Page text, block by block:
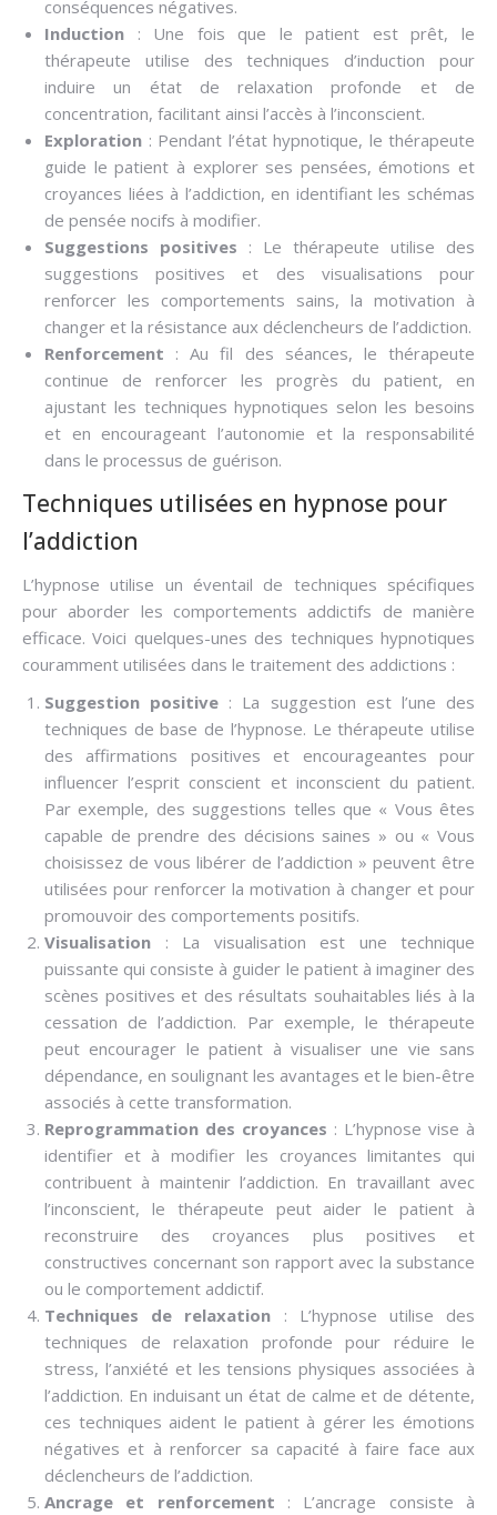
conséquences négatives.
Induction : Une fois que le patient est prêt, le
thérapeute utilise des techniques d’induction pour
induire un état de relaxation profonde et de
concentration, facilitant ainsi l’accès à l’inconscient.
Exploration : Pendant l’état hypnotique, le thérapeute
guide le patient à explorer ses pensées, émotions et
croyances liées à l’addiction, en identifiant les schémas
de pensée nocifs à modifier.
Suggestions positives : Le thérapeute utilise des
suggestions positives et des visualisations pour
renforcer les comportements sains, la motivation à
changer et la résistance aux déclencheurs de l’addiction.
Renforcement : Au fil des séances, le thérapeute
continue de renforcer les progrès du patient, en
ajustant les techniques hypnotiques selon les besoins
et en encourageant l’autonomie et la responsabilité
dans le processus de guérison.
Techniques utilisées en hypnose pour
l’addiction
L’hypnose utilise un éventail de techniques spécifiques
pour aborder les comportements addictifs de manière
efficace. Voici quelques-unes des techniques hypnotiques
couramment utilisées dans le traitement des addictions :
Suggestion positive : La suggestion est l’une des
techniques de base de l’hypnose. Le thérapeute utilise
des affirmations positives et encourageantes pour
influencer l’esprit conscient et inconscient du patient.
Par exemple, des suggestions telles que « Vous êtes
capable de prendre des décisions saines » ou « Vous
choisissez de vous libérer de l’addiction » peuvent être
utilisées pour renforcer la motivation à changer et pour
promouvoir des comportements positifs.
Visualisation : La visualisation est une technique
puissante qui consiste à guider le patient à imaginer des
scènes positives et des résultats souhaitables liés à la
cessation de l’addiction. Par exemple, le thérapeute
peut encourager le patient à visualiser une vie sans
dépendance, en soulignant les avantages et le bien-être
associés à cette transformation.
Reprogrammation des croyances : L’hypnose vise à
identifier et à modifier les croyances limitantes qui
contribuent à maintenir l’addiction. En travaillant avec
l’inconscient, le thérapeute peut aider le patient à
reconstruire des croyances plus positives et
constructives concernant son rapport avec la substance
ou le comportement addictif.
Techniques de relaxation : L’hypnose utilise des
techniques de relaxation profonde pour réduire le
stress, l’anxiété et les tensions physiques associées à
l’addiction. En induisant un état de calme et de détente,
ces techniques aident le patient à gérer les émotions
négatives et à renforcer sa capacité à faire face aux
déclencheurs de l’addiction.
Ancrage et renforcement : L’ancrage consiste à